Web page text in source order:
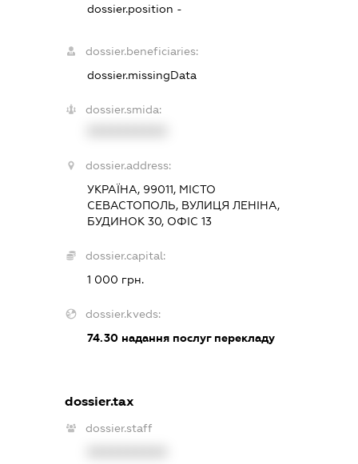
dossier.position -
dossier.beneficiaries:
dossier.missingData
dossier.smida:
dossier.address:
УКРАЇНА, 99011, МІСТО
СЕВАСТОПОЛЬ, ВУЛИЦЯ ЛЕНІНА,
БУДИНОК 30, ОФІС 13
dossier.capital:
1 000 грн.
dossier.kveds:
74.30надання послуг перекладу
dossier.tax
dossier.staff